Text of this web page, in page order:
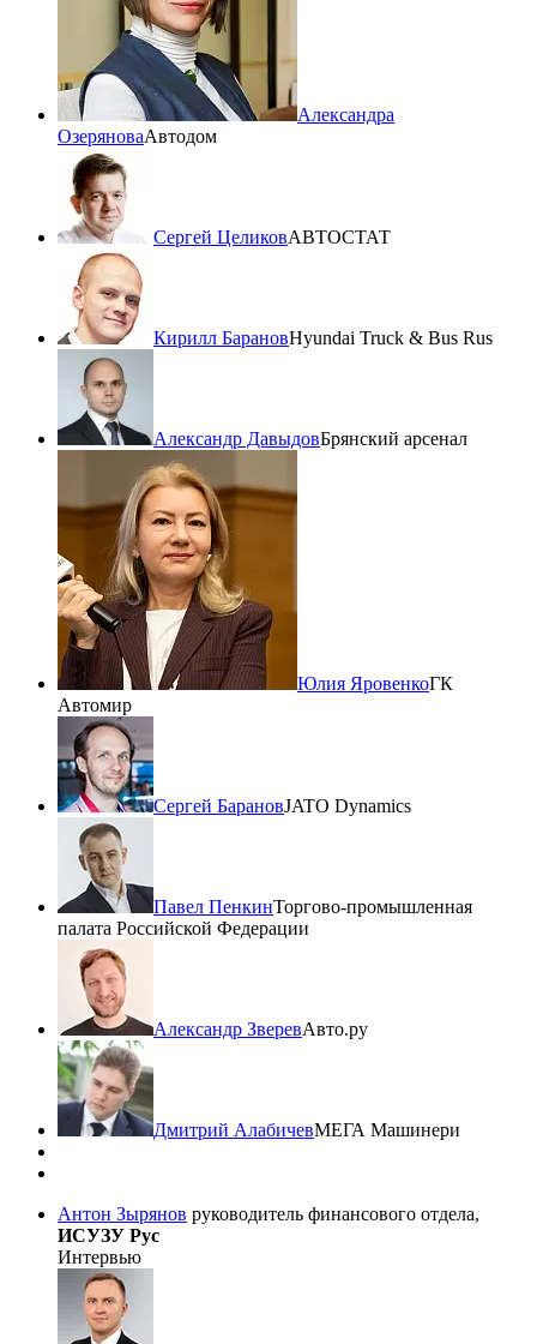
Александра
ОзеряноваАвтодом
Сергей ЦеликовАВТОСТАТ
Кирилл БарановHyundai Truck & Bus Rus
Александр ДавыдовБрянский арсенал
Юлия ЯровенкоГК
Автомир
Сергей БарановJATO Dynamics
Павел ПенкинТоргово-промышленная
палата Российской Федерации
Александр ЗверевАвто.ру
Дмитрий АлабичевМЕГА Машинери
Антон Зырянов руководитель финансового отдела,
ИСУЗУ Рус
Интервью